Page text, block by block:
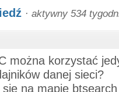
· aktywny 534
można korzystać
danej sieci?
się na mapie